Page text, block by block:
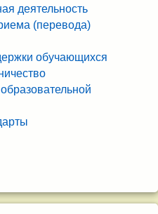
деятельность
(перевода)
обучающихся